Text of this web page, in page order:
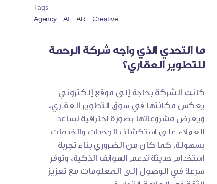
Tags
Agency
AI AR Creative
ما التحدي الذي واجه شركة الرحمة
للتطوير العقاري؟
كانت الشركة بحاجة إلى موقع إلكتروني
يعكس مكانتها في سوق التطوير العقاري،
ويعرض مشروعاتها بصورة احترافية تساعد
العملاء على استكشاف الوحدات والخدمات
بسهولة. كما كان من الضروري بناء تجربة
استخدام حديثة تدعم الهواتف الذكية، وتوفر
سرعة في الوصول إلى المعلومات مع تعزيز